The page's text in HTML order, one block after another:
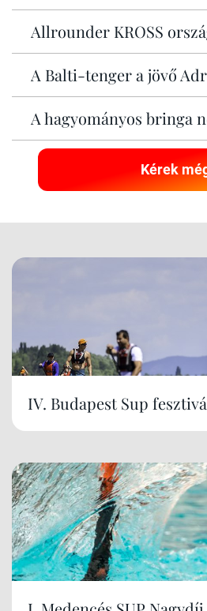
Allrounder KROSS
A Balti-tenger a jövő
A hagyományos bringa
Kérek
IV. Budapest Sup